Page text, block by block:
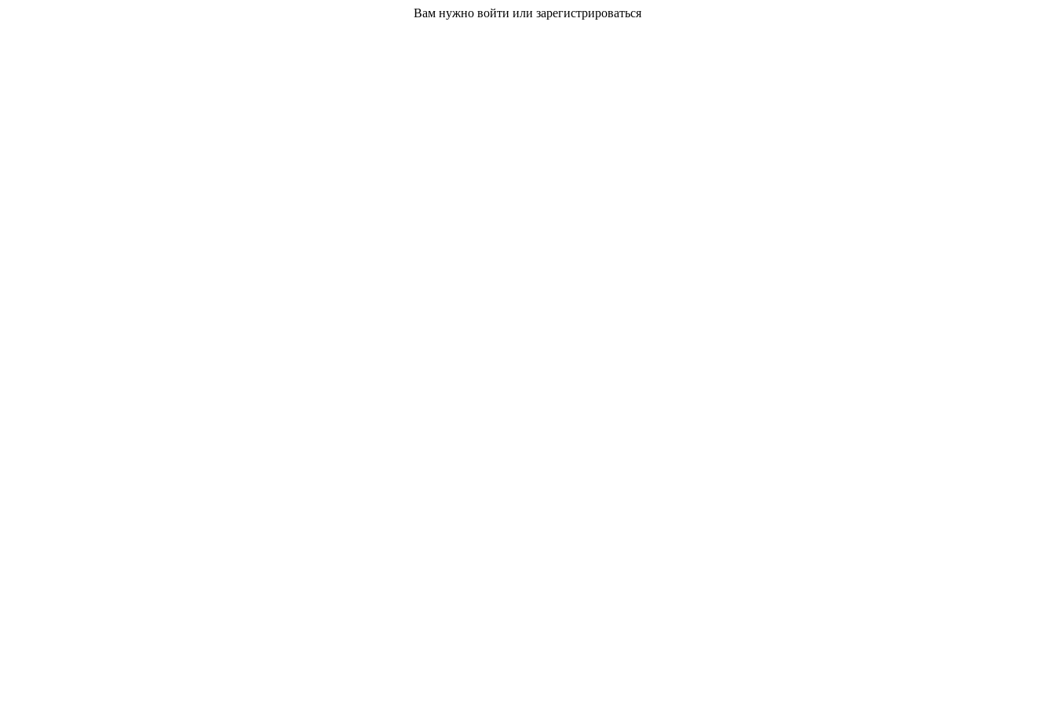
Вам нужно войти или зарегистрироваться